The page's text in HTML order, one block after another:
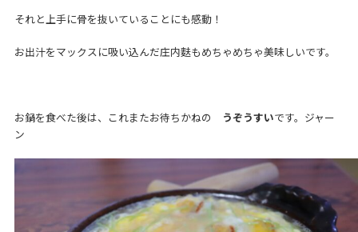
それと上手に骨を抜いていることにも感動！
お出汁をマックスに吸い込んだ庄内麩もめちゃめちゃ美味しいです。
お鍋を食べた後は、これまたお待ちかねの うぞうすいです。ジャー
ン